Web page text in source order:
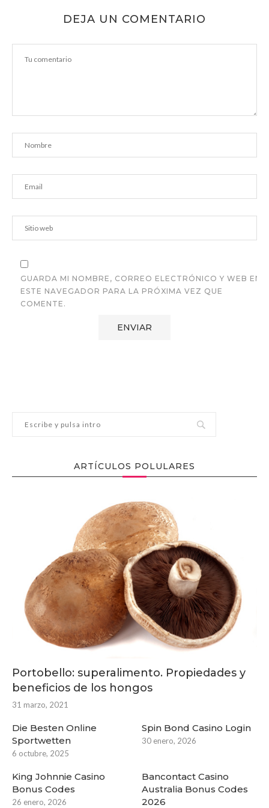
DEJA UN COMENTARIO
GUARDA MI NOMBRE, CORREO ELECTRÓNICO Y WEB EN
ESTE NAVEGADOR PARA LA PRÓXIMA VEZ QUE
COMENTE.
ARTÍCULOS POLULARES
Portobello: superalimento. Propiedades y
beneficios de los hongos
31 marzo, 2021
Die Besten Online
Sportwetten
6 octubre, 2025
Spin Bond Casino Login
30 enero, 2026
King Johnnie Casino
Bonus Codes
26 enero, 2026
Bancontact Casino
Australia Bonus Codes
2026